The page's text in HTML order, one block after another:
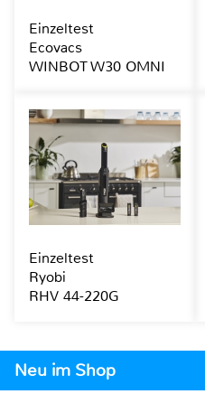
Neu im Shop
Einzeltest
Ecovacs
WINBOT W30 OMNI
Einzeltest
Ryobi
RHV 44-220G